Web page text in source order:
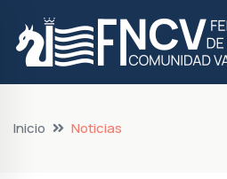
Inicio Noticias